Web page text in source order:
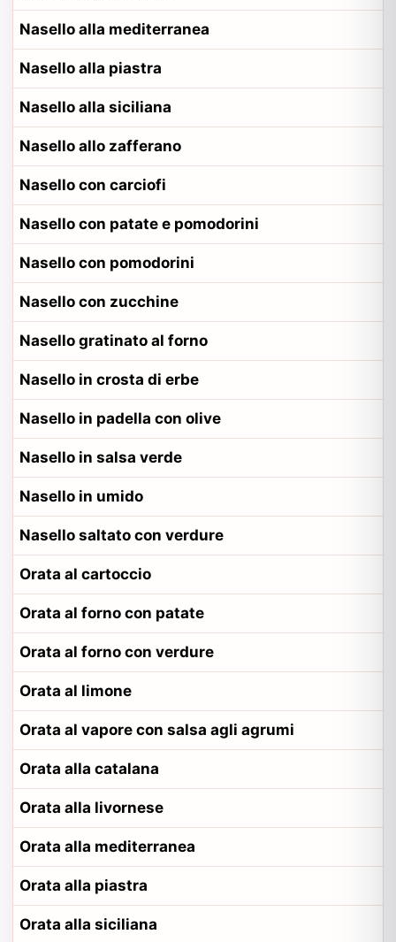
Nasello alla mediterranea
Nasello alla piastra
Nasello alla siciliana
Nasello allo zafferano
Nasello con carciofi
Nasello con patate e pomodorini
Nasello con pomodorini
Nasello con zucchine
Nasello gratinato al forno
Nasello in crosta di erbe
Nasello in padella con olive
Nasello in salsa verde
Nasello in umido
Nasello saltato con verdure
Orata al cartoccio
Orata al forno con patate
Orata al forno con verdure
Orata al limone
Orata al vapore con salsa agli agrumi
Orata alla catalana
Orata alla livornese
Orata alla mediterranea
Orata alla piastra
Orata alla siciliana